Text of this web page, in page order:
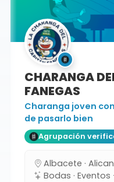
CHARANGA
FANEGAS
Charanga joven
de pasarlo bien
Agrupación
Albacete ·
Bodas · Eventos